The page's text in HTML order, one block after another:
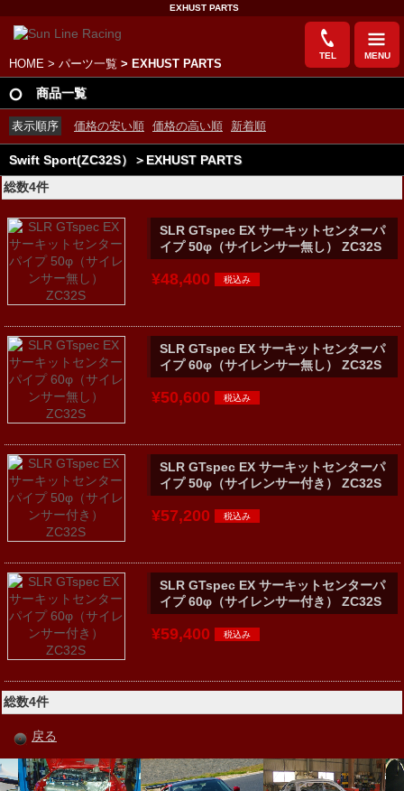
EXHUST PARTS
TEL MENU
HOME > パーツ一覧 > EXHUST PARTS
商品一覧
表示順序 価格の安い順 価格の高い順 新着順
Swift Sport(ZC32S）＞EXHUST PARTS
総数4件
SLR GTspec EX サーキットセンターパ
イプ 50φ（サイレンサー無し） ZC32S
¥48,400
SLR GTspec EX サーキットセンターパ
イプ 60φ（サイレンサー無し） ZC32S
¥50,600
SLR GTspec EX サーキットセンターパ
イプ 50φ（サイレンサー付き） ZC32S
¥57,200
SLR GTspec EX サーキットセンターパ
イプ 60φ（サイレンサー付き） ZC32S
¥59,400
総数4件
戻る